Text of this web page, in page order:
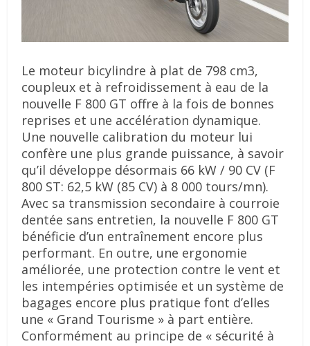
Le moteur bicylindre à plat de 798 cm3,
coupleux et à refroidissement à eau de la
nouvelle F 800 GT offre à la fois de bonnes
reprises et une accélération dynamique.
Une nouvelle calibration du moteur lui
confère une plus grande puissance, à savoir
qu’il développe désormais 66 kW / 90 CV (F
800 ST: 62,5 kW (85 CV) à 8 000 tours/mn).
Avec sa transmission secondaire à courroie
dentée sans entretien, la nouvelle F 800 GT
bénéficie d’un entraînement encore plus
performant. En outre, une ergonomie
améliorée, une protection contre le vent et
les intempéries optimisée et un système de
bagages encore plus pratique font d’elles
une « Grand Tourisme » à part entière.
Conformément au principe de « sécurité à